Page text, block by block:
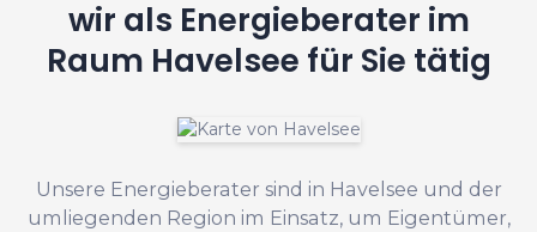
wir als Energieberater im
Raum Havelsee für Sie tätig
Unsere Energieberater sind in Havelsee und der
umliegenden Region im Einsatz, um Eigentümer,